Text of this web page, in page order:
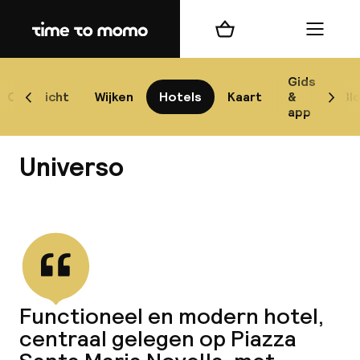
Home
Overzicht Wijken Hotels Kaart
Gids
&
app
Scroll naar links
Winkelmand Menu
Universo
Functioneel en modern hotel,
centraal gelegen op Piazza